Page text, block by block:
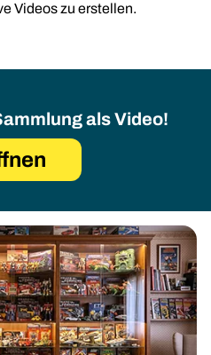
Videos zu erstellen.
als Video!